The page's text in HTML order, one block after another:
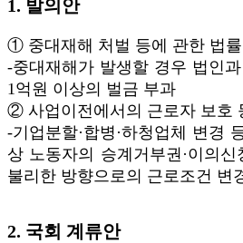
1. 발의안
① 중대재해 처벌 등에 관한 법
-중대재해가 발생할 경우 법인
1억원 이상의 벌금 부과
② 사업이전에서의 근로자 보호
-기업분할·합병·하청업체 변경
상 노동자의 승계거부권·이의
불리한 방향으로의 근로조건 변
2. 국회 계류안